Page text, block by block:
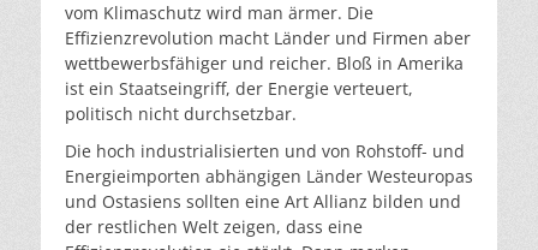
vom Klimaschutz wird man ärmer. Die
Effizienzrevolution macht Länder und Firmen aber
wettbewerbsfähiger und reicher. Bloß in Amerika
ist ein Staatseingriff, der Energie verteuert,
politisch nicht durchsetzbar.
Die hoch industrialisierten und von Rohstoff- und
Energieimporten abhängigen Länder Westeuropas
und Ostasiens sollten eine Art Allianz bilden und
der restlichen Welt zeigen, dass eine